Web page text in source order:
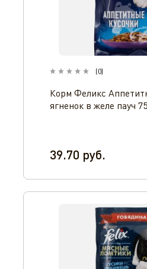
(0)
Корм Феликс
ягненок в желе пауч
39.70 руб.